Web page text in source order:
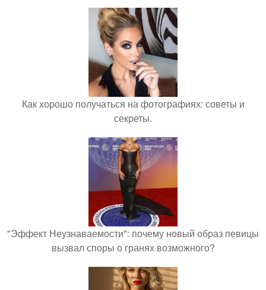
Как хорошо получаться на фотографиях: советы и
секреты.
"Эффект Неузнаваемости": почему новый образ певицы
вызвал споры о гранях возможного?